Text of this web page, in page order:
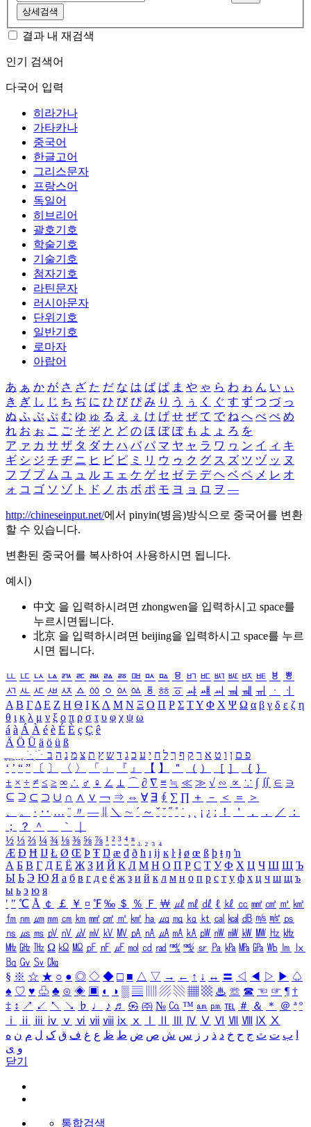
상세검색
결과 내 재검색
인기 검색어
다국어 입력
히라가나
가타카나
중국어
한글고어
그리스문자
프랑스어
독일어
히브리어
괄호기호
학술기호
기술기호
첨자기호
라틴문자
러시아문자
단위기호
일반기호
로마자
아랍어
あ ぁ か が さ ざ た だ な は ば ぱ ま や ゃ ら わ ゎ ん い ぃ
き ぎ し じ ち ぢ に ひ び ぴ み り う ぅ く ぐ す ず つ づ っ
ぬ ふ ぶ ぷ む ゆ ゅ る え ぇ け げ せ ぜ て で ね へ べ ぺ め
れ お ぉ こ ご そ ぞ と ど の ほ ぼ ぽ も よ ょ ろ を
ア ァ カ サ ザ タ ダ ナ ハ バ パ マ ヤ ャ ラ ワ ヮ ン イ ィ キ
ギ シ ジ チ ヂ ニ ヒ ビ ピ ミ リ ウ ゥ ク グ ス ズ ツ ヅ ッ ヌ
フ ブ プ ム ユ ュ ル エ ェ ケ ゲ セ ゼ テ デ ヘ ベ ペ メ レ オ
ォ コ ゴ ソ ゾ ト ド ノ ホ ボ ポ モ ヨ ョ ロ ヲ ―
http://chineseinput.net/에서 pinyin(병음)방식으로 중국어를 변환
할 수 있습니다.
변환된 중국어를 복사하여 사용하시면 됩니다.
예시)
中文 을 입력하시려면 zhongwen을 입력하시고 space를
누르시면됩니다.
北京 을 입력하시려면 beijing을 입력하시고 space를 누르
시면 됩니다.
ㅥ ㅦ ㅧ ㅨ ㅩ ㅪ ㅫ ㅬ ㅭ ㅮ ㅯ ㅰ ㅱ ㅲ ㅳ ㅴ ㅵ ㅶ ㅷ ㅸ
ㅹ
ㅺ ㅻ ㅼ ㅽ ㅾ ㅿ ㆀ ㆁ ㆂ ㆃ ㆄ ㆅ ㆆ ㆇ ㆈ ㆉ ㆊ ㆋ ㆌ ㆍ
ㆎ
Α Β ΓΔ Ε Ζ Η Θ Ι ΚΛ Μ Ν Ξ Ο Π Ρ Σ ΤΥ Φ Χ Ψ Ω α β γ δ ε ζ η
θ ι κ λ μ ν ξ ο π ρ σ τ υ φ χ ψ ω
á à Á À é è É È ç Ç ê
Ä Ö Ü ä ö ü ß
ִֶֹ ֻּ ׁׂ פ ם ן ו ט א ר ק ף ך ל ח י ע כ ג ד ש ץ ת צ מ נ ה ב
‘ ’ “ ” 〔 〕 〈 〉 「 」 『 』 【 】 ＂ （ ） ［ ］ ｛ ｝
± × ÷ ≠ ≤ ≥ ∞ ∴ ♂ ♀ ∠ ⊥ ⌒ ∂ ∇ ≡ ≒ ≪ ≫ √ ∽ ∝ ∵ ∫ ∬ ∈ ∋
⊆ ⊇ ⊂ ⊃ ∪ ∩ ∧ ∨ ￢ ⇒ ⇔ ∀ ∃ ∮ ∑ ∏ ＋ － ＜ ＝
＞
、
。 · ‥ … ¨ 〃 ― ＼ ∼ ´ ～ ˇ ˘ ˝ ˚ ˙ ¸ ¡ ¿ ː ！ ＇ ， ． ／
：
；
？ ＾ ｀
½ ⅓ ⅔ ¼ ¾ ⅛ ⅜ ⅝ ⅞ ¹ ² ³ ⁴ ⁿ ₁ ₂ ₃ ₄
Æ Ð Ħ Ĳ Ł Ø Œ Þ Ŧ Ŋ æ đ ð ħ ı ĳ ĸ ŀ ł ø œ ß þ ŧ ŋ ŉ
А Б В Г Д Е Ё Ж З И Й К Л М Н О П Р С Т У Ф Х Ц Ч Ш Щ Ъ
Ы Ь Э Ю Я а б в г д е ё ж з и й к л м н о п р с т у ф х ц ч ш щ ъ
ы ь э ю я
′ ″ ℃ Å ￠ ￡ ￥ ¤ ℉ ‰ ＄ ％ Ｆ ￦ ㎕ ㎖ ㎗ ℓ ㎘ ㏄ ㎣ ㎤ ㎥ ㎦
㎙ ㎚ ㎛ ㎜ ㎝ ㎞ ㎟ ㎠ ㎡ ㎢ ㏊ ㎍ ㎎ ㎏ ㏏ ㎈ ㎉ ㏈ ㎧ ㎨ ㎰
㎱ ㎲ ㎳ ㎴ ㎵ ㎶ ㎷ ㎸ ㎹ ㎀ ㎁ ㎂ ㎃ ㎄ ㎺ ㎻ ㎽ ㎾ ㎿ ㎐ ㎑
㎒ ㎓ ㎔ Ω ㏀ ㏁ ㎊ ㎋ ㎌ ㏖ ㏅ ㎭ ㎮ ㎯ ㏛ ㎩ ㎪ ㎫ ㎬ ㏝ ㏐
㏓
㏃ ㏉ ㏜ ㏆
§ ※ ☆ ★ ○ ● ◎ ◇ ◆ □ ■ △ ▽ → ← ↑ ↓ ↔ 〓 ◁ ◀ ▷ ▶ ♤
♠ ♡ ♥ ♧ ♣ ⊙ ◈ ▣ ◐ ◑ ▒ ▤ ▨ ▧ ▦ ▩ ♨ ☏ ☎ ☜ ☞ ¶ †
‡ ↕ ↗ ↙ ↖ ↘ ♭ ♩ ♪ ♬ ㉿ ㈜ № ㏇ ™ ㏂ ㏘ ℡ ＃ ＆ ＊ ＠ ª º
ⅰ
ⅱ ⅲ ⅳ ⅴ ⅵ ⅶ ⅷ ⅸ ⅹ Ⅳ Ⅴ Ⅵ Ⅶ Ⅷ Ⅸ Ⅹ
ب ت ث ج ح خ د ذ ر ز س ش ص ض ط ظ ع غ ف ق ک ل م ن ه
و ی
닫기
통합검색